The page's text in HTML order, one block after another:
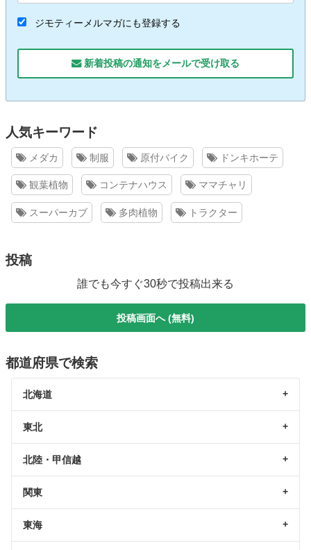
ジモティーメルマガにも登録する
新着投稿の通知をメールで受け取る
人気キーワード
メダカ 制服 原付バイク ドンキホーテ
観葉植物 コンテナハウス ママチャリ
スーパーカブ 多肉植物 トラクター
投稿
誰でも今すぐ30秒で投稿出来る
投稿画面へ (無料)
都道府県で検索
北海道
東北
北陸・甲信越
関東
東海